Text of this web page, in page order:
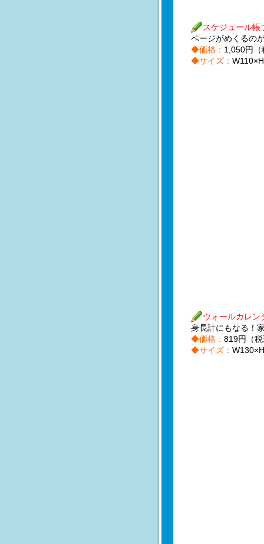
スケジュール帳
ページがめくるの
◆価格： 1,050円（
◆サイズ：
ウォールカレン
身長計にもなる！
◆価格： 819円（
◆サイズ：